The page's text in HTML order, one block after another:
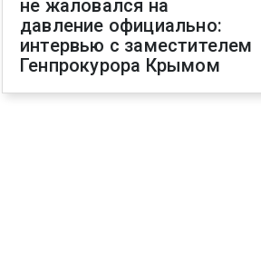
не жаловался на
давление официально:
интервью с заместителем
Генпрокурора Крымом